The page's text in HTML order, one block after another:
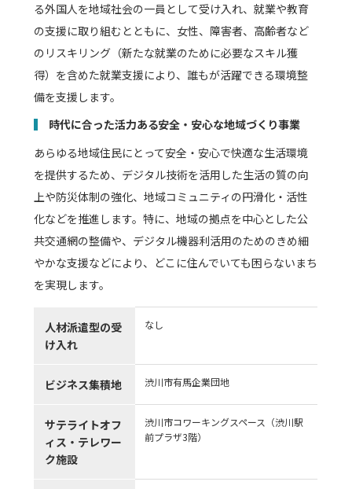
る外国人を地域社会の一員として受け入れ、就業や教育
の支援に取り組むとともに、女性、障害者、高齢者など
のリスキリング（新たな就業のために必要なスキル獲
得）を含めた就業支援により、誰もが活躍できる環境整
備を支援します。
時代に合った活力ある安全・安心な地域づくり事業
あらゆる地域住民にとって安全・安心で快適な生活環境
を提供するため、デジタル技術を活用した生活の質の向
上や防災体制の強化、地域コミュニティの円滑化・活性
化などを推進します。特に、地域の拠点を中心とした公
共交通網の整備や、デジタル機器利活用のためのきめ細
やかな支援などにより、どこに住んでいても困らないまち
を実現します。
人材派遣型の受
け入れ
なし
ビジネス集積地 渋川市有馬企業団地
サテライトオフ
ィス・テレワー
ク施設
渋川市コワーキングスペース（渋川駅
前プラザ3階）